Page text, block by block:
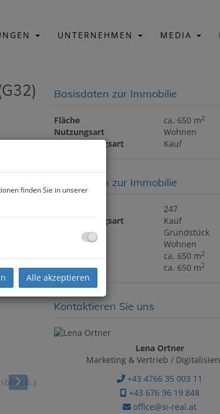
UNTERNEHMEN MEDIA
Basisdaten zur Immobilie
Fläche ca. 650 m2
Nutzungsart
Wohnen
Vermarktungsart
Kauf
Basisdaten zur Immobilie
247
Vermarktungsart
Kauf
Objektart
Grundstück
Nutzungsart
Wohnen
Fläche
ca. 650 m2
Grundfläche ca. 650 m2
Kontaktieren Sie uns
Lena Ortner
Marketing & Vertrieb /
+43 4766 35 003 11
+43 676 96 19 848
office@si-real.at
finden Sie in unserer
Alle akzeptieren